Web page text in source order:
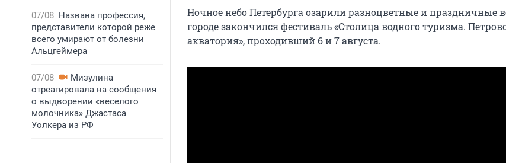
07/08 Названа профессия,
представители которой реже
всего умирают от болезни
Альцгеймера
07/08
Мизулина
отреагировала на сообщения
о выдворении «веселого
молочника» Джастаса
Уолкера из РФ
Ночное небо Петербурга озарили разноцветные и праздничные
городе закончился фестиваль «Столица водного туризма.
акватория», проходивший 6 и 7 августа.